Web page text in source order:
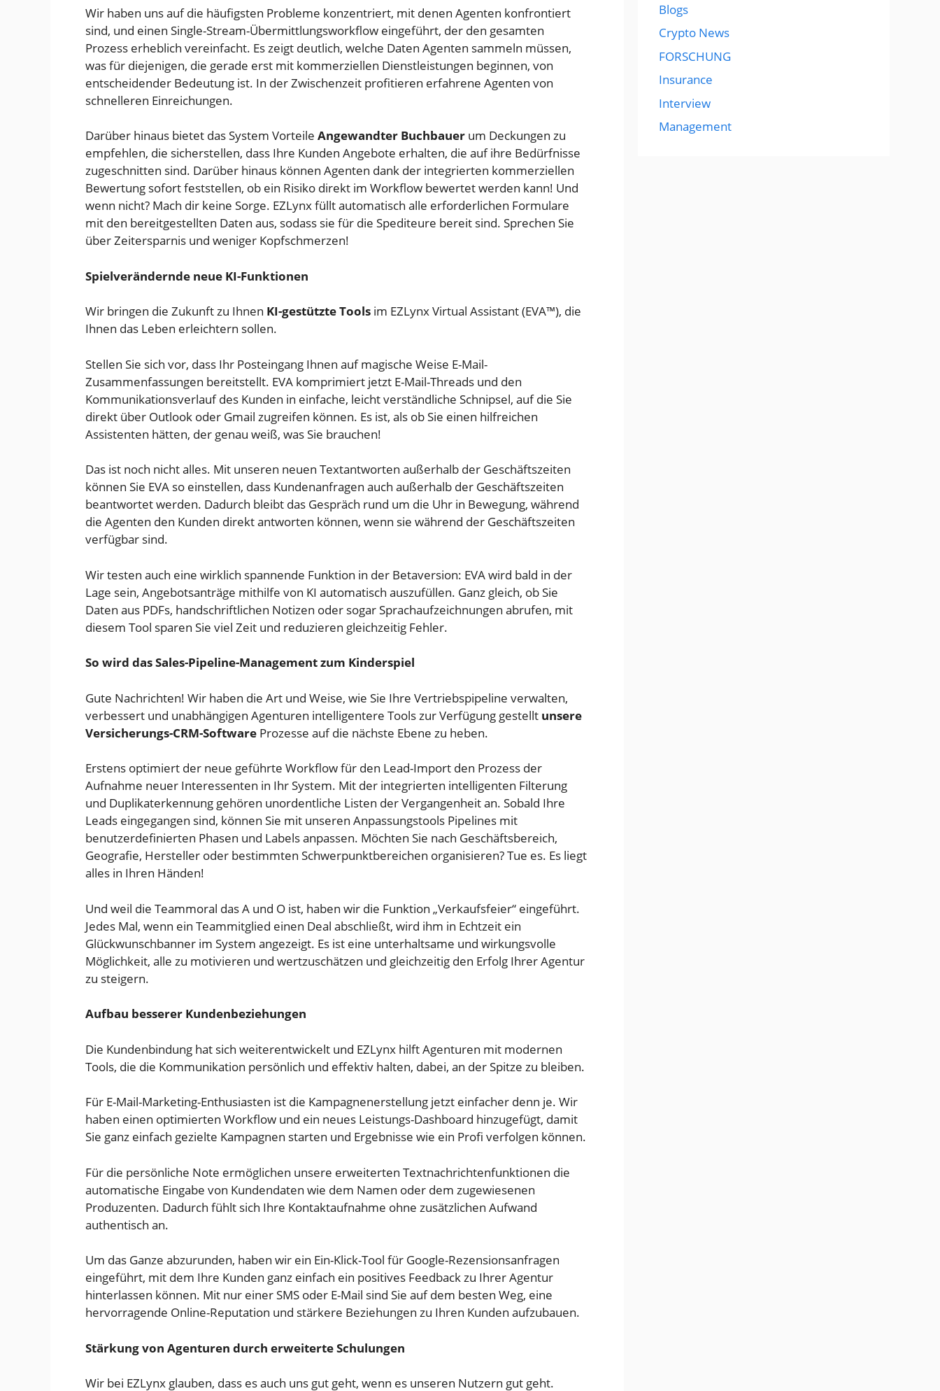
Wir haben uns auf die häufigsten Probleme konzentriert, mit denen Agenten konfrontiert
sind, und einen Single-Stream-Übermittlungsworkflow eingeführt, der den gesamten
Prozess erheblich vereinfacht. Es zeigt deutlich, welche Daten Agenten sammeln müssen,
was für diejenigen, die gerade erst mit kommerziellen Dienstleistungen beginnen, von
entscheidender Bedeutung ist. In der Zwischenzeit profitieren erfahrene Agenten von
schnelleren Einreichungen.
Darüber hinaus bietet das System Vorteile Angewandter Buchbauer um Deckungen zu
empfehlen, die sicherstellen, dass Ihre Kunden Angebote erhalten, die auf ihre Bedürfnisse
zugeschnitten sind. Darüber hinaus können Agenten dank der integrierten kommerziellen
Bewertung sofort feststellen, ob ein Risiko direkt im Workflow bewertet werden kann! Und
wenn nicht? Mach dir keine Sorge. EZLynx füllt automatisch alle erforderlichen Formulare
mit den bereitgestellten Daten aus, sodass sie für die Spediteure bereit sind. Sprechen Sie
über Zeitersparnis und weniger Kopfschmerzen!
Spielverändernde neue KI-Funktionen
Wir bringen die Zukunft zu Ihnen KI-gestützte Tools im EZLynx Virtual Assistant (EVA™), die
Ihnen das Leben erleichtern sollen.
Stellen Sie sich vor, dass Ihr Posteingang Ihnen auf magische Weise E-Mail-
Zusammenfassungen bereitstellt. EVA komprimiert jetzt E-Mail-Threads und den
Kommunikationsverlauf des Kunden in einfache, leicht verständliche Schnipsel, auf die Sie
direkt über Outlook oder Gmail zugreifen können. Es ist, als ob Sie einen hilfreichen
Assistenten hätten, der genau weiß, was Sie brauchen!
Das ist noch nicht alles. Mit unseren neuen Textantworten außerhalb der Geschäftszeiten
können Sie EVA so einstellen, dass Kundenanfragen auch außerhalb der Geschäftszeiten
beantwortet werden. Dadurch bleibt das Gespräch rund um die Uhr in Bewegung, während
die Agenten den Kunden direkt antworten können, wenn sie während der Geschäftszeiten
verfügbar sind.
Wir testen auch eine wirklich spannende Funktion in der Betaversion: EVA wird bald in der
Lage sein, Angebotsanträge mithilfe von KI automatisch auszufüllen. Ganz gleich, ob Sie
Daten aus PDFs, handschriftlichen Notizen oder sogar Sprachaufzeichnungen abrufen, mit
diesem Tool sparen Sie viel Zeit und reduzieren gleichzeitig Fehler.
So wird das Sales-Pipeline-Management zum Kinderspiel
Gute Nachrichten! Wir haben die Art und Weise, wie Sie Ihre Vertriebspipeline verwalten,
verbessert und unabhängigen Agenturen intelligentere Tools zur Verfügung gestellt unsere
Versicherungs-CRM-Software Prozesse auf die nächste Ebene zu heben.
Erstens optimiert der neue geführte Workflow für den Lead-Import den Prozess der
Aufnahme neuer Interessenten in Ihr System. Mit der integrierten intelligenten Filterung
und Duplikaterkennung gehören unordentliche Listen der Vergangenheit an. Sobald Ihre
Leads eingegangen sind, können Sie mit unseren Anpassungstools Pipelines mit
benutzerdefinierten Phasen und Labels anpassen. Möchten Sie nach Geschäftsbereich,
Geografie, Hersteller oder bestimmten Schwerpunktbereichen organisieren? Tue es. Es liegt
alles in Ihren Händen!
Und weil die Teammoral das A und O ist, haben wir die Funktion „Verkaufsfeier“ eingeführt.
Jedes Mal, wenn ein Teammitglied einen Deal abschließt, wird ihm in Echtzeit ein
Glückwunschbanner im System angezeigt. Es ist eine unterhaltsame und wirkungsvolle
Möglichkeit, alle zu motivieren und wertzuschätzen und gleichzeitig den Erfolg Ihrer Agentur
zu steigern.
Aufbau besserer Kundenbeziehungen
Die Kundenbindung hat sich weiterentwickelt und EZLynx hilft Agenturen mit modernen
Tools, die die Kommunikation persönlich und effektiv halten, dabei, an der Spitze zu bleiben.
Für E-Mail-Marketing-Enthusiasten ist die Kampagnenerstellung jetzt einfacher denn je. Wir
haben einen optimierten Workflow und ein neues Leistungs-Dashboard hinzugefügt, damit
Sie ganz einfach gezielte Kampagnen starten und Ergebnisse wie ein Profi verfolgen können.
Für die persönliche Note ermöglichen unsere erweiterten Textnachrichtenfunktionen die
automatische Eingabe von Kundendaten wie dem Namen oder dem zugewiesenen
Produzenten. Dadurch fühlt sich Ihre Kontaktaufnahme ohne zusätzlichen Aufwand
authentisch an.
Um das Ganze abzurunden, haben wir ein Ein-Klick-Tool für Google-Rezensionsanfragen
eingeführt, mit dem Ihre Kunden ganz einfach ein positives Feedback zu Ihrer Agentur
hinterlassen können. Mit nur einer SMS oder E-Mail sind Sie auf dem besten Weg, eine
hervorragende Online-Reputation und stärkere Beziehungen zu Ihren Kunden aufzubauen.
Stärkung von Agenturen durch erweiterte Schulungen
Wir bei EZLynx glauben, dass es auch uns gut geht, wenn es unseren Nutzern gut geht.
Blogs
Crypto News
FORSCHUNG
Insurance
Interview
Management